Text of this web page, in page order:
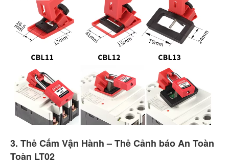
3. Thẻ Cấm Vận Hành – Thẻ Cảnh báo An Toàn
Toàn LT02